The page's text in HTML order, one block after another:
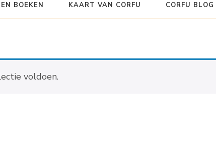
BOEKEN KAART VAN CORFU CORFU BLOG
voldoen.